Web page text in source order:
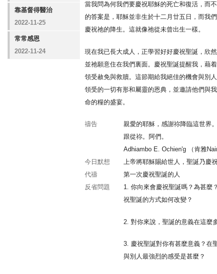
靠基督得醫治
2022-11-25
常常感恩
2022-11-24
當我問為何我們要慶祝耶穌的死亡和復活，而
的答案是，耶穌並非生於十二月廿五日，而我
慶祝祂的降生。這就像祂從未曾出生一樣。
現在我已長大成人，正學習好好慶祝聖誕，欣
並祂願意住在我們裏面。慶祝聖誕提醒我，藉
領受赦免與救贖。這節期給我絕佳的機會與別
領受的一切有形和屬靈的恩典，並邀請他們與
命的糧的盛宴。
禱告
親愛的耶穌，感謝祢降臨這世界
跟從祢。阿們。
Adhiambo E. Ochien'g （肯雅
今日默想
上帝將耶穌賜給世人，聖誕乃慶
代禱
第一次慶祝聖誕的人
反省問題
1. 你向來會慶祝聖誕嗎？為甚麼
祝聖誕的方式如何改變？
2. 對你來說，聖誕的意義在這麼
3. 慶祝聖誕對你有甚麼意義？在
與別人最強烈的感受是甚麼？